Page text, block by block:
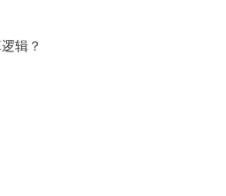
辑？